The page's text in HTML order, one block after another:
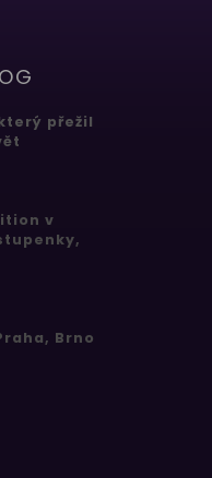
přežil
v
Brno